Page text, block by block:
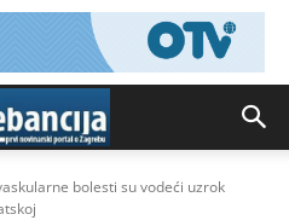
bolesti su vodeći uzrok